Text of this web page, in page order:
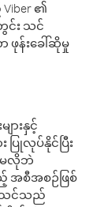
၏
င်း သင်
န်းခေါ်ဆိုမှု
ားနှင့်
ပြုလုပ်နိုင်ပြီး
မလိုဘဲ
အစီအစဉ်ဖြစ်
သင်သည်